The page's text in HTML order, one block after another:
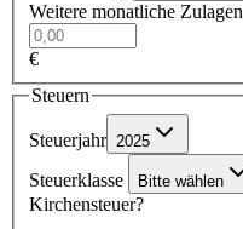
Weitere monatliche Zulagen
€
Steuern
Steuerjahr 2025
Steuerklasse Bitte wählen
Kirchensteuer?